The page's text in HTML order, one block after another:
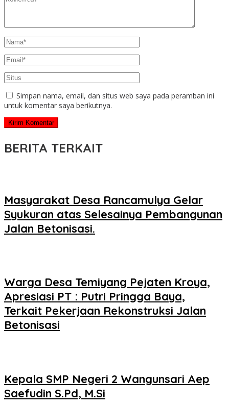
Simpan nama, email, dan situs web saya pada peramban ini
untuk komentar saya berikutnya.
BERITA TERKAIT
Masyarakat Desa Rancamulya Gelar
Syukuran atas Selesainya Pembangunan
Jalan Betonisasi.
Warga Desa Temiyang Pejaten Kroya,
Apresiasi PT : Putri Pringga Baya,
Terkait Pekerjaan Rekonstruksi Jalan
Betonisasi
Kepala SMP Negeri 2 Wangunsari Aep
Saefudin S.Pd, M.Si